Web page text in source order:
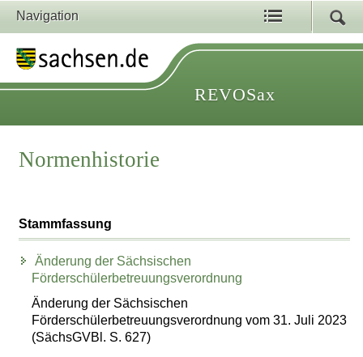
Navigation
REVOSax
Normenhistorie
Stammfassung
Änderung der Sächsischen
Förderschülerbetreuungsverordnung
Änderung der Sächsischen
Förderschülerbetreuungsverordnung vom 31. Juli 2023
(SächsGVBl. S. 627)